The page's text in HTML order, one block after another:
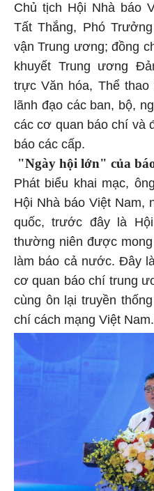
Chủ tịch Hội Nhà báo
Tất Thắng, Phó
vận Trung ương; đồng
khuyết Trung ương
trực Văn hóa, Thể
lãnh đạo các ban, bộ,
các cơ quan báo chí và
báo các cấp.
"Ngày hội lớn" của
Phát biểu khai mạc,
Hội Nhà báo Việt Nam,
quốc, trước đây là
thường niên được
làm báo cả nước. Đây
cơ quan báo chí trung
cùng ôn lại truyền
chí cách mạng Việt